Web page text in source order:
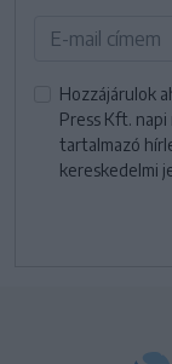
Hozzájárulok
Press Kft.
tartalmazó
kereskedelmi